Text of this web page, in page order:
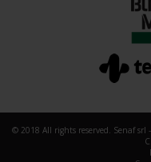
© 2018 All rights reserved. Senaf srl